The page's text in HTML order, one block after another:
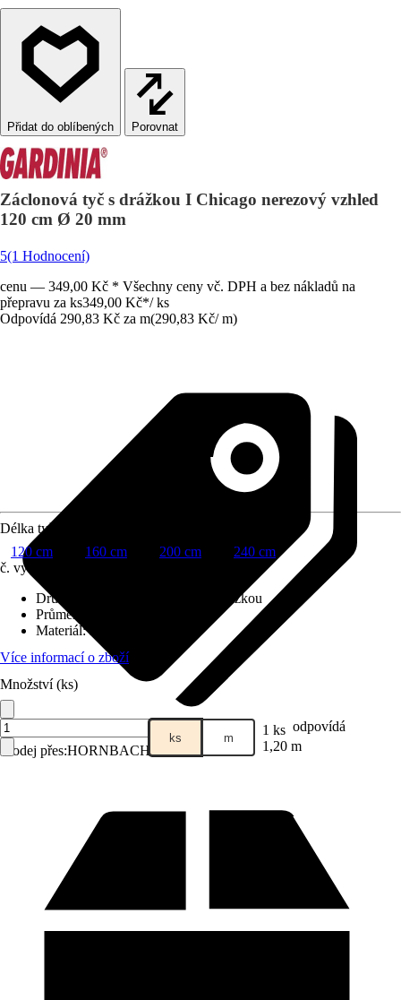
Porovnat
Záclonová tyč s drážkou I Chicago nerezový vzhled
120 cm Ø 20 mm
5(1 Hodnocení)
cenu — 349,00 Kč * Všechny ceny vč. DPH a bez nákladů na
přepravu za ks349,00 Kč*/ ks
Odpovídá 290,83 Kč za m(290,83 Kč/ m)
Prodej přes:HORNBACH
Délka tyče
120 cm
160 cm 200 cm
240 cm
č. výrobku
Druh výrobku
Záclonová tyč s drážkou
Průměr tyče
Materiál:
Více informací o zboží
Množství (ks)
ks m 1 ks odpovídá
1,20 m